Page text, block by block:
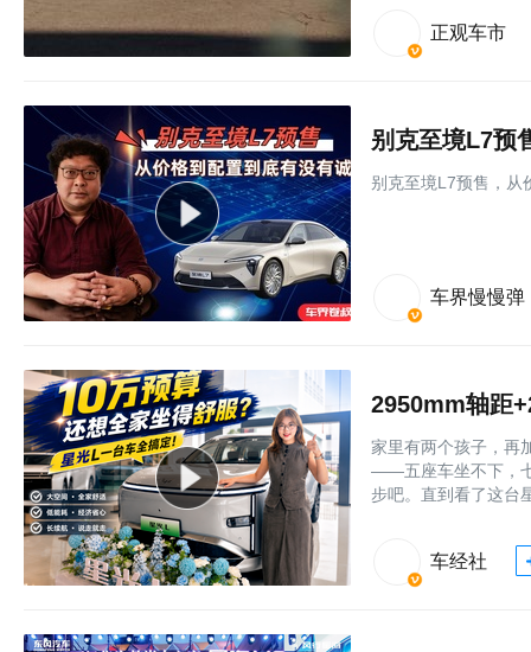
正观车市
别克至境L7预
别克至境L7预售，从
车界慢慢弹
家里有两个孩子，再
——五座车坐不下，
步吧。直到看了这台
车经社